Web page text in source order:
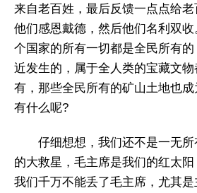
来自老百姓，最后反馈一点点给
他们感恩戴德，然后他们名利双
个国家的所有一切都是全民所有
近发生的，属于全人类的宝藏文
有，那些全民所有的矿山土地也
有什么呢?
仔细想想，我们还不是一无
的大救星，毛主席是我们的红太阳
我们千万不能丢了毛主席，尤其